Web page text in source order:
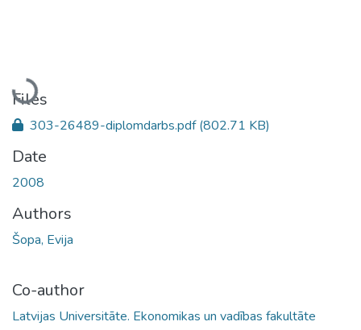
Loading...
Files
303-26489-diplomdarbs.pdf(802.71 KB)
Date
2008
Authors
Šopa, Evija
Co-author
Latvijas Universitāte. Ekonomikas un vadības fakultāte